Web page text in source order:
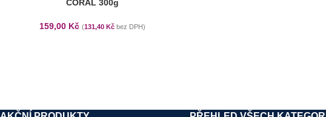
CORAL 300g
159,00 Kč (131,40Kč bez DPH)